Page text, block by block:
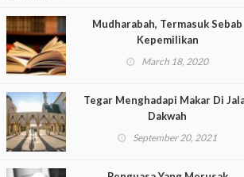
Mudharabah, Termasuk Sebab
Kepemilikan
March 18, 2020
Tegar Menghadapi Makar Di
Dakwah
September 20, 2021